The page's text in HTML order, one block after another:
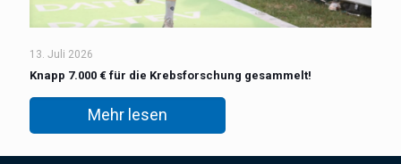
13. Juli 2026
Knapp 7.000 € für die Krebsforschung gesammelt!
Mehr lesen